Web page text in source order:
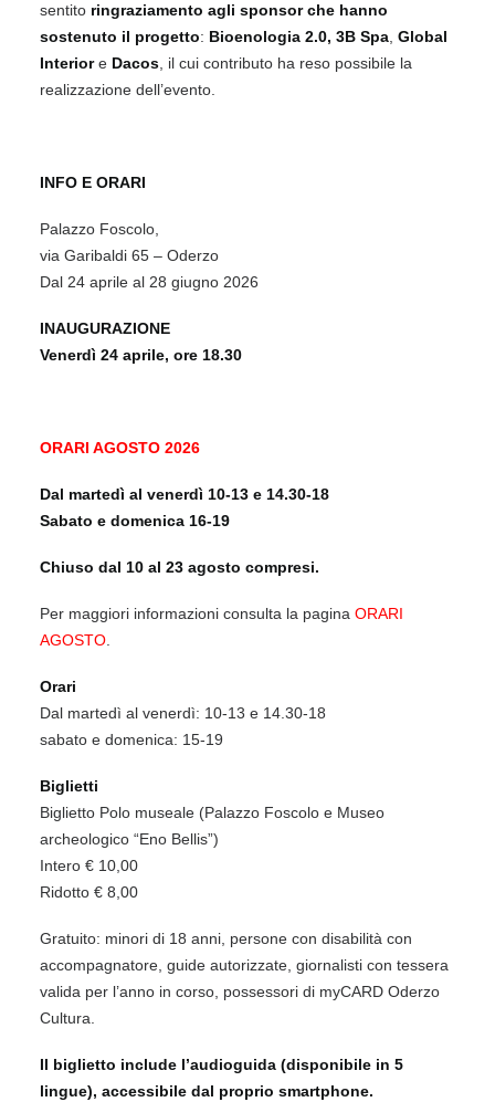
sentito ringraziamento agli sponsor che hanno
sostenuto il progetto: Bioenologia 2.0, 3B Spa Global
Interiore Dacos , il cui contributo ha reso possibile la
realizzazione dell’evento.
INFO E ORARI
Palazzo Foscolo,
via Garibaldi 65 – Oderzo
Dal 24 aprile al 28 giugno 2026
INAUGURAZIONE
Venerdì 24 aprile, ore 18.30
ORARI AGOSTO 2026
Dal martedì al venerdì 10-13 e 14.30-18
Sabato e domenica 16-19
Chiuso dal 10 al 23 agosto compresi.
Per maggiori informazioni consulta la pagina ORARI
AGOSTO
Orari
Dal martedì al venerdì: 10-13 e 14.30-18
sabato e domenica: 15-19
Biglietti
Biglietto Polo museale (Palazzo Foscolo e Museo
archeologico “Eno Bellis”)
Intero € 10,00
Ridotto € 8,00
Gratuito: minori di 18 anni, persone con disabilità con
accompagnatore, guide autorizzate, giornalisti con tessera
valida per l’anno in corso, possessori di myCARD Oderzo
Cultura.
Il biglietto include l’audioguida (disponibile in 5
lingue), accessibile dal proprio smartphone.